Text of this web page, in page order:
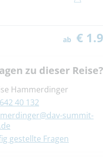
ab €
zu dieser Reise?
Hammerdinger
40 132
summit-
gestellte Fragen